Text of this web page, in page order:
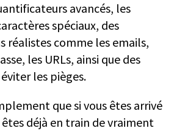
avancés, les
spéciaux, des
réalistes comme les emails,
les URLs, ainsi que des
les pièges.
que si vous êtes arrivé
êtes déjà en train de vraiment